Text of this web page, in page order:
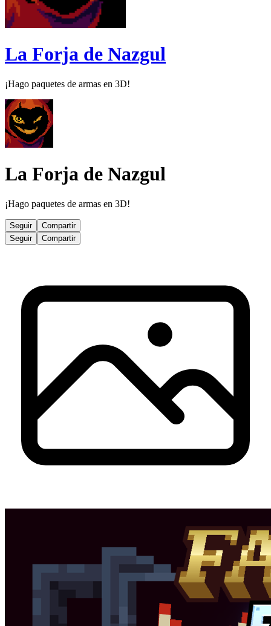
La Forja de Nazgul
¡Hago paquetes de armas en 3D!
La Forja de Nazgul
¡Hago paquetes de armas en 3D!
Seguir
Compartir
Seguir
Compartir